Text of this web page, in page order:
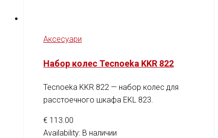
Аксесуари
Набор колес Tecnoeka KKR 822
Tecnoeka KKR 822 — набор колес для
расстоечного шкафа EKL 823.
€ 113.00
Availability: В наличии